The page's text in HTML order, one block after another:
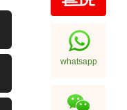
whatsapp